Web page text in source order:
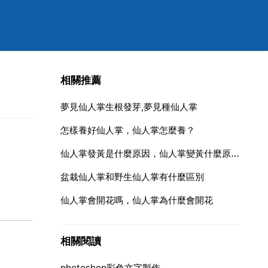
相關推薦
夢見仙人掌生根發芽,夢見種仙人掌
怎樣養好仙人掌，仙人掌怎麼養？
仙人掌發黃是什麼原因，仙人掌變黃什麼原因怎麼治療
盆栽仙人掌和野生仙人掌有什麼區別
仙人掌會開花嗎，仙人掌為什麼會開花
相關閱讀